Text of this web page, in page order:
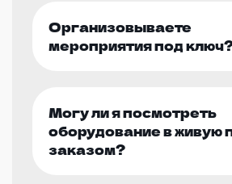
Организовываете
мероприятия под
Могу ли я посмотреть
оборудование в живую
заказом?